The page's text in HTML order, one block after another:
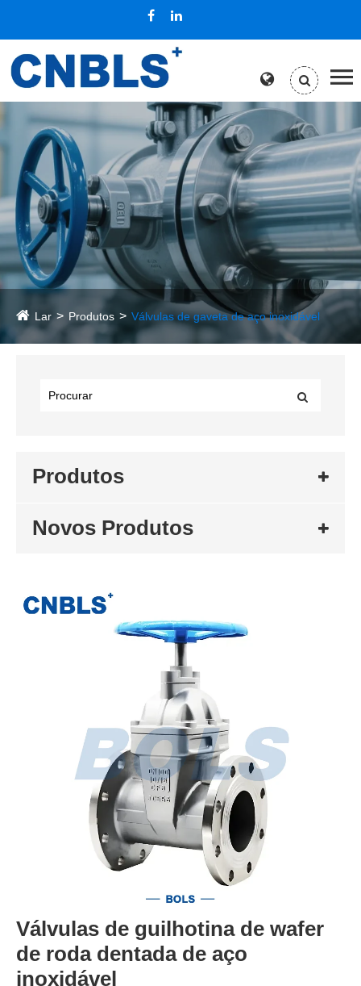
Lar Produtos Válvulas de gaveta de aço inoxidável
Produtos
Novos Produtos
Válvulas de guilhotina de wafer
de roda dentada de aço
inoxidável